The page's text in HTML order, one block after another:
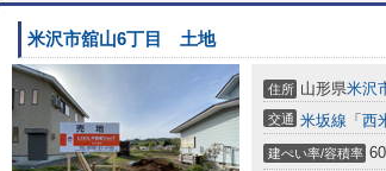
米沢市舘山6丁目 土地
住所 山形県米沢
交通 米坂線 「 西
建ぺい率/容積率